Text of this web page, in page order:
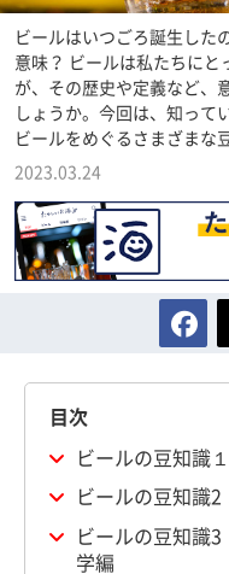
ビールはいつごろ誕生した
意味？ ビールは私たちにと
が、その歴史や定義など、
しょうか。今回は、知って
ビールをめぐるさまざまな
2023.03.24
目次
ビールの豆知識
ビールの豆知識
ビールの豆知識
学編